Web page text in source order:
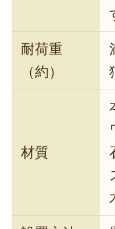
耐荷重
（約）
材質